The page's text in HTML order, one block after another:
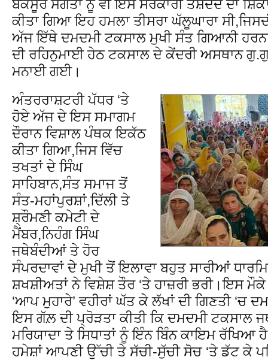
ਬੇਕਸੂਰ ਸੰਗਤਾਂ ਨੂੰ ਵੀ ਇਸ ਸਰਕਾਰੀ ਤਸ਼ੱਦਦ ਦਾ
ਕੀਤਾ ਗਿਆ ਇਹ ਹਮਲਾ ਤੀਸਰਾ ਘੱਲੂਘਾਰਾ
ਅੱਜ ਇੱਥੇ ਦਮਦਮੀ ਟਕਸਾਲ ਮੁਖੀ ਸੰਤ ਗਿਆਨੀ
ਦੀ ਰਹਿਨੁਮਾਈ ਹੇਠ ਟਕਸਾਲ ਦੇ ਕੇਂਦਰੀ ਅਸਥਾਨ
ਮਨਾਈ ਗਈ।
ਅੰਤਰਰਾਸ਼ਟਰੀ ਪੱਧਰ ‘ਤੇ
ਹੋਏ ਅੱਜ ਦੇ ਇਸ ਸਮਾਗਮ
ਦੌਰਾਨ ਵਿਸ਼ਾਲ ਪੰਥਕ ਇਕੱਠ
ਕੀਤਾ ਗਿਆ,ਜਿਸ ਵਿੱਚ
ਤਖਤਾਂ ਦੇ ਸਿੰਘ
ਸਾਹਿਬਾਨ,ਸੰਤ ਸਮਾਜ ਤੋਂ
ਸੰਤ-ਮਹਾਂਪੁਰਸ਼ਾਂ,ਦਿੱਲੀ ਤੇ
ਸ਼੍ਰੌਮਣੀ ਕਮੇਟੀ ਦੇ
ਮੈਂਬਰ,ਨਿਹੰਗ ਸਿੰਘ
ਜਥੇਬੰਦੀਆਂ ਤੇ ਹੋਰ
ਸੰਪਰਦਾਵਾਂ ਦੇੇ ਮੁਖੀ ਤੋਂ ਇਲਾਵਾ ਬਹੁਤ ਸਾਰੀਆਂ
ਸ਼ਖਸ਼ੀਅਤਾਂ ਨੇ ਵਿਸ਼ੇਸ਼ ਤੌਰ ‘ਤੇ ਹਾਜ਼ਰੀ ਭਰੀ।ਇਸ
‘ਆਪ ਮੁਹਾਰੇ’ ਵਹੀਰਾਂ ਘੱਤ ਕੇ ਲੱਖਾਂ ਦੀ ਗਿਣਤੀ ‘ਚ
ਇਸ ਗੱਲ਼ ਦੀ ਪ੍ਰੋੜਤਾ ਕੀਤੀ ਕਿ ਦਮਦਮੀ ਟਕਸਾਲ
ਮਰਿਯਾਦਾ ਤੇ ਸਿਧਾਤਾਂ ਨੂੰ ਇੰਨ ਬਿੰਨ ਕਾਇਮ
ਹਮੇਸ਼ਾਂ ਆਪਣੀ ਉੱਚੀ ਤੇ ਸੱਚੀ-ਸੁੱਚੀ ਸੋਚ ‘ਤੇ ਡੱਟ ਕੇ